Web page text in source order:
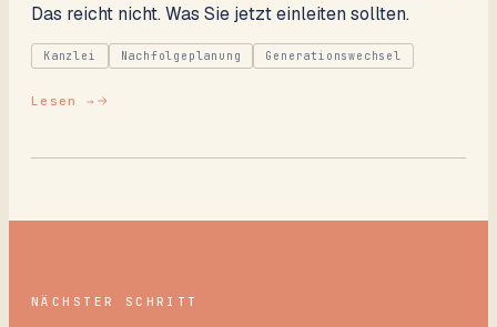
Das reicht nicht. Was Sie jetzt einleiten sollten.
Kanzlei Nachfolgeplanung Generationswechsel
Lesen →
NÄCHSTER SCHRITT